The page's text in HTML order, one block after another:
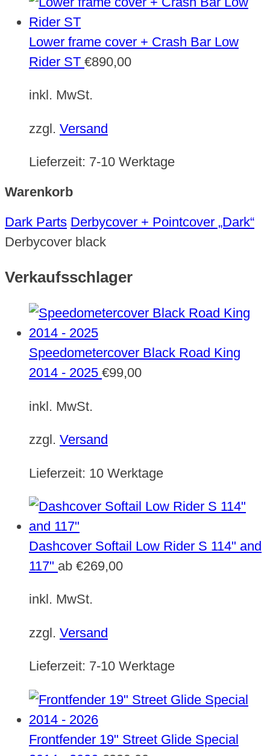
Lower frame cover + Crash Bar Low
Rider ST €890,00
inkl. MwSt.
zzgl. Versand
Lieferzeit: 7-10 Werktage
Warenkorb
Dark Parts Derbycover + Pointcover „Dark“
Derbycover black
Verkaufsschlager
Speedometercover Black Road King
2014 - 2025 €99,00
inkl. MwSt.
zzgl. Versand
Lieferzeit: 10 Werktage
Dashcover Softail Low Rider S 114" and
117" ab €269,00
inkl. MwSt.
zzgl. Versand
Lieferzeit: 7-10 Werktage
Frontfender 19" Street Glide Special